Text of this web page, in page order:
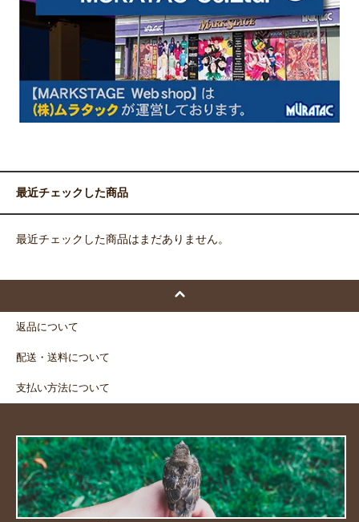
最近チェックした商品
最近チェックした商品はまだありません。
返品について
配送・送料について
支払い方法について